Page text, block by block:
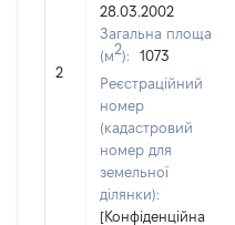
2
28.03.2002
Загальна площа
(м2):
1073
Реєстраційний
номер
(кадастровий
номер для
земельної
ділянки):
[Конфіденційна